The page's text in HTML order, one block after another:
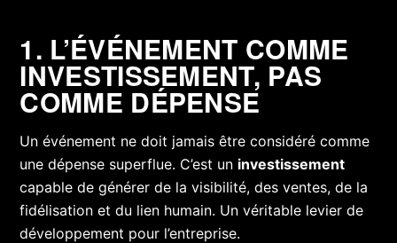
1. L’ÉVÉNEMENT COMME
INVESTISSEMENT, PAS
COMME DÉPENSE
Un événement ne doit jamais être considéré comme
une dépense superflue. C’est un investissement
capable de générer de la visibilité, des ventes, de la
fidélisation et du lien humain. Un véritable levier de
développement pour l’entreprise.